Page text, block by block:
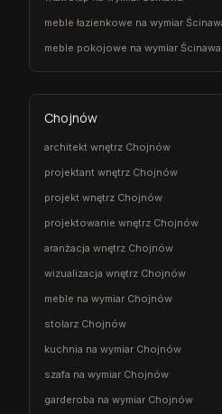
meble łazienkowe na wymiar
meble pokojowe na wymiar Ścinawa
Chojnów
architekt wnętrz Chojnów
projektant wnętrz Chojnów
projekt wnętrz Chojnów
projektowanie wnętrz Chojnów
aranżacja wnętrz Chojnów
wizualizacja wnętrz Chojnów
meble na wymiar Chojnów
stolarz Chojnów
kuchnia na wymiar Chojnów
szafa na wymiar Chojnów
garderoba na wymiar Chojnów